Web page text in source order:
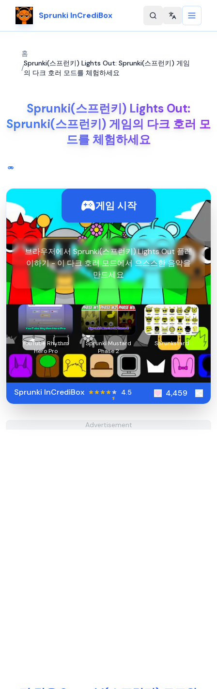
Sprunki InCrediBox Change
홈
/
Sprunki(스프런키) Lights Out: Sprunki(스프런키) 게임
의 다크 호러 모드를 체험하세요
Sprunki(스프런키) Lights Out:
Sprunki(스프런키) 게임의 다크 호러 모
드를 체험하세요
게임 시작
브라우저에서 Sprunki(스프런키) Lights Out 플레
이하기 - 이 다크 호러 모드에서 으스스한 음악을
만드세요
YouTube Rhythm
Hero Pro
Sprunki Mustard
Phase 2
Sprunkstard
Sprunki InCrediBox 4.5 4,459
Advertisement